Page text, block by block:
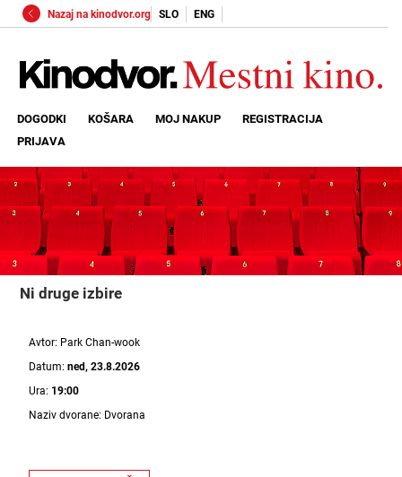
SLO ENG
Nazaj na kinodvor.org
DOGODKI KOŠARA MOJ NAKUP
REGISTRACIJA
PRIJAVA
Ni druge izbire
Avtor: Park Chan-wook
Datum:ned, 23.8.2026
Ura: 19:00
Naziv dvorane: Dvorana